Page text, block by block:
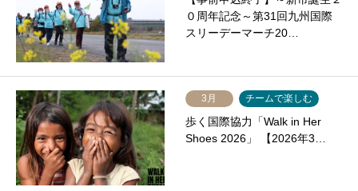
０周年記念～第31回九州国際
スリーデーマーチ20…
3月 チームで楽しむ
歩く国際協力「Walk in Her
Shoes 2026」 【2026年3…